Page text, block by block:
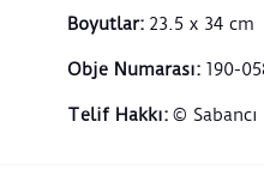
Boyutlar: 23.5 x 34 cm
Obje Numarası: 190-
Telif Hakkı: ©